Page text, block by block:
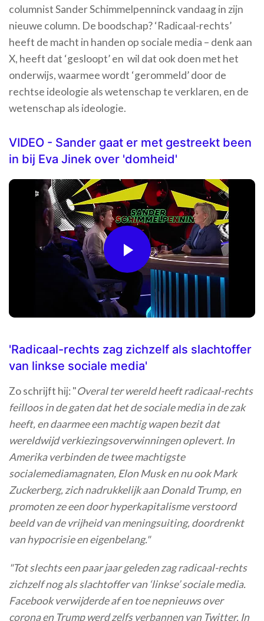
columnist Sander Schimmelpenninck vandaag in zijn
nieuwe column. De boodschap? ‘Radicaal-rechts’
heeft de macht in handen op sociale media – denk aan
X, heeft dat ‘gesloopt’ en wil dat ook doen met het
onderwijs, waarmee wordt ‘gerommeld’ door de
rechtse ideologie als wetenschap te verklaren, en de
wetenschap als ideologie.
VIDEO - Sander gaat er met gestreekt been
in bij Eva Jinek over 'domheid'
Play
Video
'Radicaal-rechts zag zichzelf als slachtoffer
van linkse sociale media'
Zo schrijft hij: "Overal ter wereld heeft radicaal-rechts
feilloos in de gaten dat het de sociale media in de zak
heeft, en daarmee een machtig wapen bezit dat
wereldwijd verkiezingsoverwinningen oplevert. In
Amerika verbinden de twee machtigste
socialemediamagnaten, Elon Musk en nu ook Mark
Zuckerberg, zich nadrukkelijk aan Donald Trump, en
promoten ze een door hyperkapitalisme verstoord
beeld van de vrijheid van meningsuiting, doordrenkt
van hypocrisie en eigenbelang."
"Tot slechts een paar jaar geleden zag radicaal-rechts
zichzelf nog als slachtoffer van ‘linkse’ sociale media.
Facebook verwijderde af en toe nepnieuws over
corona en Trump werd zelfs verbannen van Twitter. In